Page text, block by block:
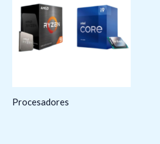
Procesadores